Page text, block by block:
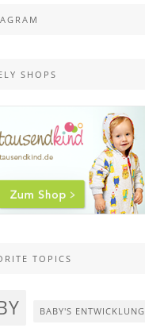
SHOPS
TOPICS
BABY'S ENTWICKLUNG